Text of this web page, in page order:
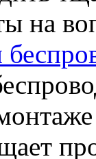
на